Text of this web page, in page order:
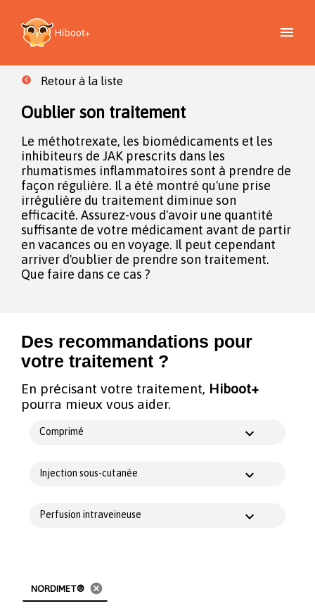
Retour à la liste
Oublier son traitement
Le méthotrexate, les biomédicaments et les
inhibiteurs de JAK prescrits dans les
rhumatismes inflammatoires sont à prendre de
façon régulière. Il a été montré qu'une prise
irrégulière du traitement diminue son
efficacité. Assurez-vous d'avoir une quantité
suffisante de votre médicament avant de partir
en vacances ou en voyage. Il peut cependant
arriver d'oublier de prendre son traitement.
Que faire dans ce cas ?
Des recommandations pour
votre traitement ?
En précisant votre traitement, Hiboot+
pourra mieux vous aider.
Comprimé
Injection sous-cutanée
Perfusion intraveineuse
NORDIMET® cancel